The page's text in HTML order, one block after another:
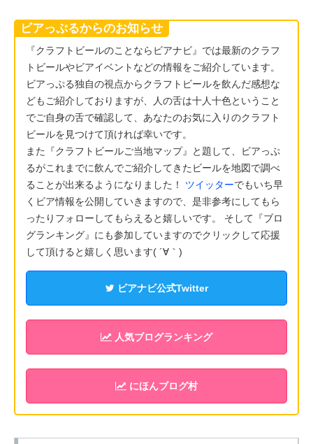
ビアっぷるからのお知らせ
『クラフトビールのことならビアナビ』では最新のクラフ
トビールやビアイベントなどの情報をご紹介しています。
ビアっぷる独自の視点からクラフトビールを飲んだ感想な
どもご紹介しておりますが、人の舌は十人十色ということ
でご自身の舌で確認して、あなたのお気に入りのクラフト
ビールを見つけて頂ければ幸いです。
また『クラフトビールご当地マップ』と題して、ビアっぷ
るがこれまでに飲んでご紹介してきたビールを地図で調べ
ることが出来るようになりました！ ツイッターでもいち早
くビア情報を公開していきますので、是非参考にしてもら
ったりフォローしてもらえると嬉しいです。 そして『ブロ
グランキング』にも参加していますのでクリックして応援
して頂けると嬉しく思います( ´∀｀)
ビアナビ公式Twitter
人気ブログランキング
にほんブログ村